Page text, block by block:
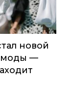
новой
моды —